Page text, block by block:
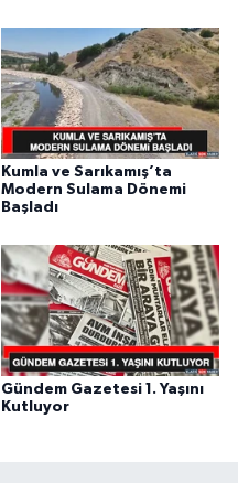
Kumla ve Sarıkamış’ta
Modern Sulama Dönemi
Başladı
Gündem Gazetesi 1. Yaşını
Kutluyor